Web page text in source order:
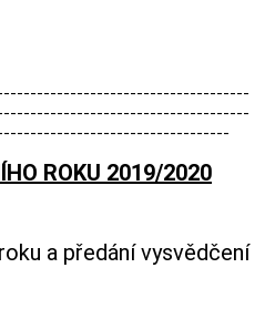
ROKU 2019/2020
a předání vysvědčení